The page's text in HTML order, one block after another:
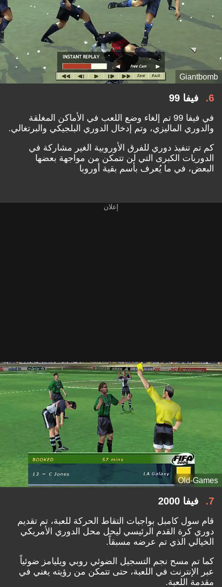
Giantbomb
6 فيفا 99
في فيفا 99 تم إلغاء وضع اللعب في الأماكن المغلقة
والدوري الماليزي، وتم إدخال الدوري البلجيكي والبرتغالي.
كم تم تنفيذ دوري للفرق الأوروبية الغير مشاركة في
الدوريات الكبرى التي لن تتمكن من مواجهة بعضها
البعض، في ما يُعرف بأسم بقية أوروبا
Old-Games
7 فيفا 2000
قام سول كامبل بواجبات التقاط الحركة للعبة، تم تقديم
دوري كرة القدم الرئيسي ليحل محل الدوري الأمريكي
الخيالي الذي تم عرضه مسبقاً.
كما تم مسح نجم التسجيل الضوئي روبي ويليامز ضوئياً
عبر الإنترنت في اللعبة، حتى تتمكن من رؤيته يغني في
مقدمة اللعبة.